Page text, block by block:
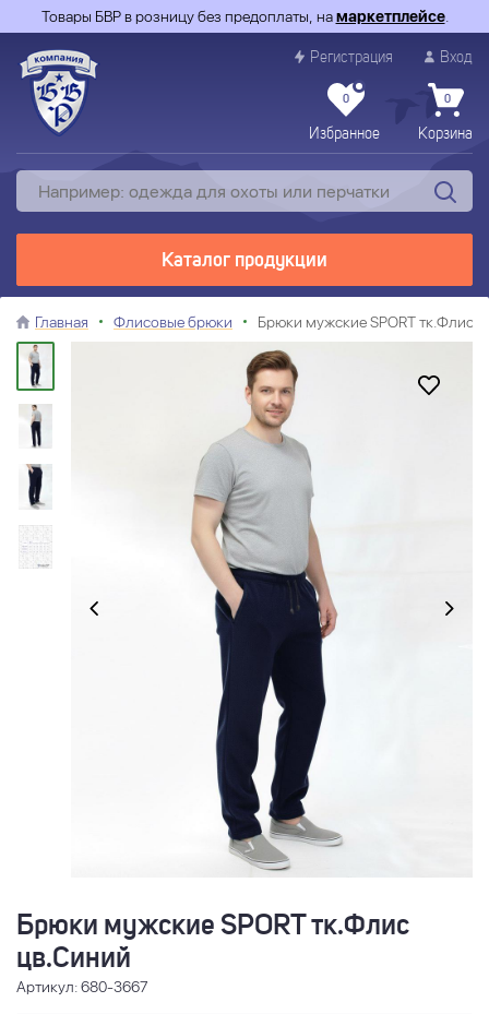
Товары БВР в розницу без предоплаты, намаркетплейсе.
Регистрация Вход
0
Избранное
0
Корзина
Каталог продукции
Главная Флисовые брюки Брюки мужские SPORT тк.Флис
Брюки мужские SPORT тк.Флис
цв.Синий
Артикул: 680-3667